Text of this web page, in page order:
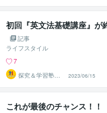
村
初回『英文法基礎講座』が
記事
ライフスタイル
7
探究＆学習塾｜
なぜラボ
2023/06/15
これが最後のチャンス！！